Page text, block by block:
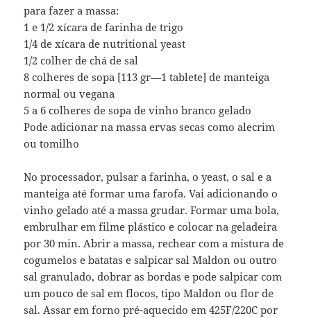
para fazer a massa:
1 e 1/2 xícara de farinha de trigo
1/4 de xícara de nutritional yeast
1/2 colher de chá de sal
8 colheres de sopa [113 gr—1 tablete] de manteiga
normal ou vegana
5 a 6 colheres de sopa de vinho branco gelado
Pode adicionar na massa ervas secas como alecrim
ou tomilho
No processador, pulsar a farinha, o yeast, o sal e a
manteiga até formar uma farofa. Vai adicionando o
vinho gelado até a massa grudar. Formar uma bola,
embrulhar em filme plástico e colocar na geladeira
por 30 min. Abrir a massa, rechear com a mistura de
cogumelos e batatas e salpicar sal Maldon ou outro
sal granulado, dobrar as bordas e pode salpicar com
um pouco de sal em flocos, tipo Maldon ou flor de
sal. Assar em forno pré-aquecido em 425F/220C por